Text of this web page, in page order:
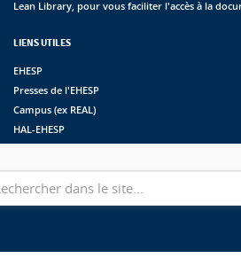
Lean Library, pour vous faciliter l'accès à la
LIENS UTILES
EHESP
Presses de l'EHESP
Campus (ex REAL)
HAL-EHESP
Suivez les bibliothèques de